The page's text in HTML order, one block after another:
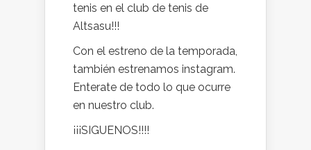
tenis en el club de tenis de
Altsasu!!!
Con el estreno de la temporada,
también estrenamos instagram.
Enterate de todo lo que ocurre
en nuestro club.
¡¡¡SIGUENOS!!!!